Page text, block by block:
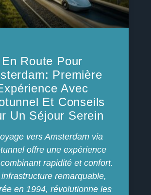
En Route Pour
Première
Avec
Et Conseils
Un Séjour Serein
vers Amsterdam via
offre une expérience
rapidité et confort.
remarquable,
en 1994, révolutionne les